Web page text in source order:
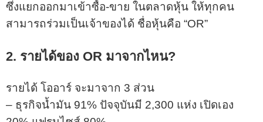
ซึ่งแยกออกมาเข้าซื้อ-ขาย ในตลาดหุ้น ให้ทุกคน
สามารถร่วมเป็นเจ้าของได้ ชื่อหุ้นคือ “OR”
2. รายได้ของ OR มาจากไหน?
รายได้ โออาร์ จะมาจาก 3 ส่วน
– ธุรกิจน้ำมัน 91% ปัจจุบันมี 2,300 แห่ง เปิดเอง